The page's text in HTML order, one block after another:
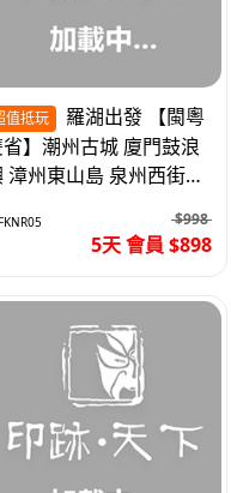
值抵玩
】潮州古城 廈門鼓浪
漳州東山島 泉州西街
抵玩5天
$998
5天 會員 $898